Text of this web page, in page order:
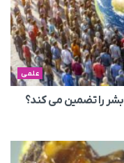
علمی